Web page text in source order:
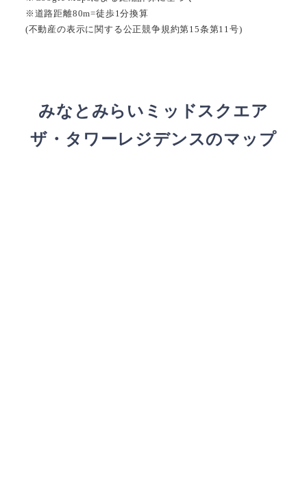
※道路距離80m=徒歩1分換算
(不動産の表示に関する公正競争規約第15条第11号)
みなとみらいミッドスクエア
ザ・タワーレジデンスのマップ